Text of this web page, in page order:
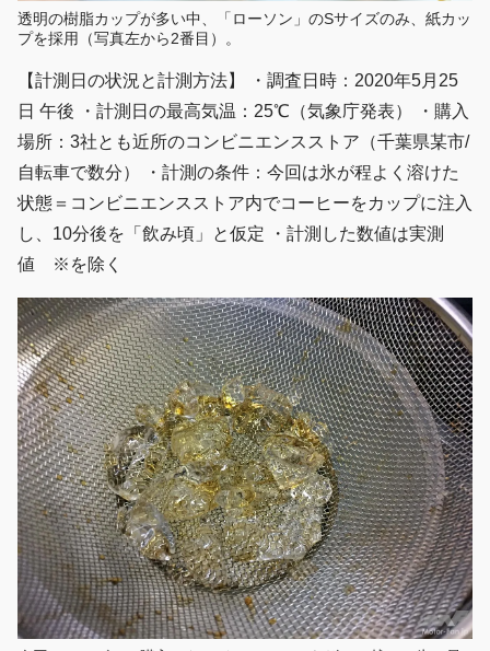
透明の樹脂カップが多い中、「ローソン」のSサイズのみ、紙カッ
プを採用（写真左から2番目）。
【計測日の状況と計測方法】 ・調査日時：2020年5月25
日 午後 ・計測日の最高気温：25℃（気象庁発表） ・購入
場所：3社とも近所のコンビニエンスストア（千葉県某市/
自転車で数分） ・計測の条件：今回は氷が程よく溶けた
状態＝コンビニエンスストア内でコーヒーをカップに注入
し、10分後を「飲み頃」と仮定 ・計測した数値は実測
値 ※を除く